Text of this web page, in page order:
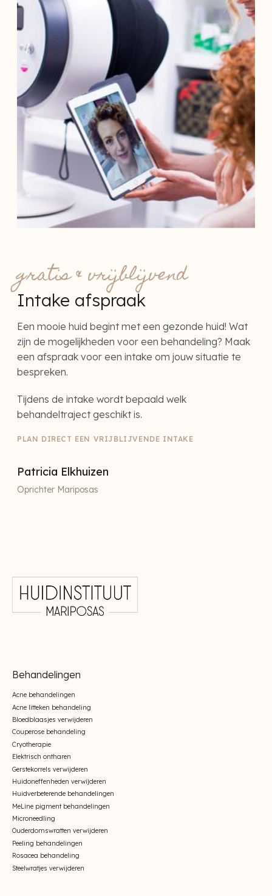
gratis & vrijblijvend
Intake afspraak
Een mooie huid begint met een gezonde huid! Wat
zijn de mogelijkheden voor een behandeling? Maak
een afspraak voor een intake om jouw situatie te
bespreken.
Tijdens de intake wordt bepaald welk
behandeltraject geschikt is.
PLAN DIRECT EEN VRIJBLIJVENDE INTAKE
Patricia Elkhuizen
Oprichter Mariposas
Behandelingen
Acne behandelingen
Acne litteken behandeling
Bloedblaasjes verwijderen
Couperose behandeling
Cryotherapie
Elektrisch ontharen
Gerstekorrels verwijderen
Huidoneffenheden verwijderen
Huidverbeterende behandelingen
MeLine pigment behandelingen
Microneedling
Ouderdomswratten verwijderen
Peeling behandelingen
Rosacea behandeling
Steelwratjes verwijderen